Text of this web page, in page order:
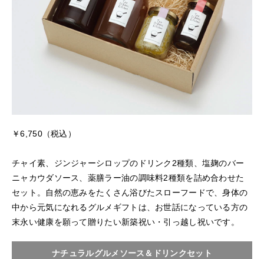
￥6,750（税込）
チャイ素、ジンジャーシロップのドリンク2種類、塩麹のバー
ニャカウダソース、薬膳ラー油の調味料2種類を詰め合わせた
セット。自然の恵みをたくさん浴びたスローフードで、身体の
中から元気になれるグルメギフトは、お世話になっている方の
末永い健康を願って贈りたい新築祝い・引っ越し祝いです。
ナチュラルグルメソース＆ドリンクセット